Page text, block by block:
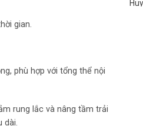
gian.
phù hợp với tổng thể nội
rung lắc và nâng tầm trải
dài.